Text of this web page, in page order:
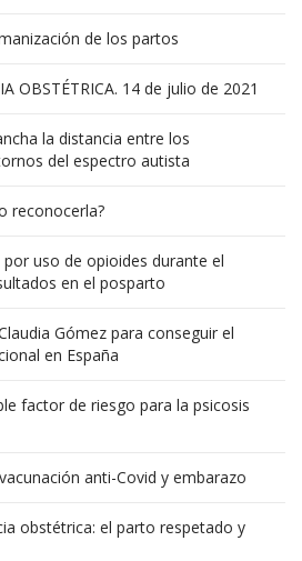
de los partos
OBSTÉTRICA. 14 de julio de 2021
la distancia entre los
del espectro autista
reconocerla?
uso de opioides durante el
en el posparto
Gómez para conseguir el
en España
factor de riesgo para la psicosis
anti-Covid y embarazo
obstétrica: el parto respetado y